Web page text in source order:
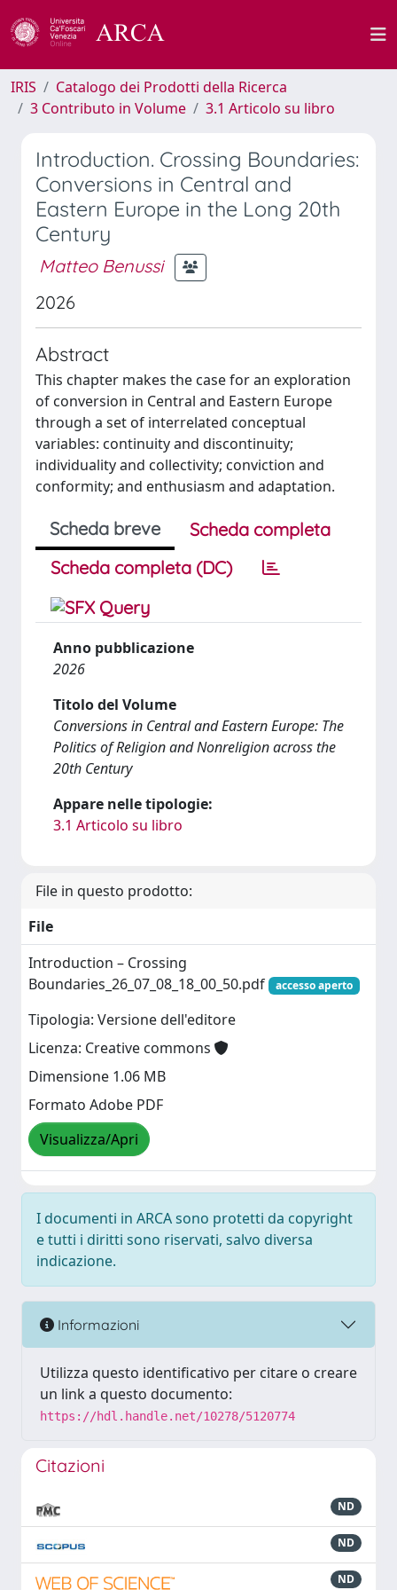
IRIS
Catalogo dei Prodotti della Ricerca
3 Contributo in Volume
3.1 Articolo su libro
Introduction. Crossing Boundaries:
Conversions in Central and
Eastern Europe in the Long 20th
Century
Matteo Benussi
2026
Abstract
This chapter makes the case for an exploration
of conversion in Central and Eastern Europe
through a set of interrelated conceptual
variables: continuity and discontinuity;
individuality and collectivity; conviction and
conformity; and enthusiasm and adaptation.
Scheda breve
Scheda completa
Scheda completa (DC)
Anno pubblicazione
2026
Titolo del Volume
Conversions in Central and Eastern Europe: The
Politics of Religion and Nonreligion across the
20th Century
Appare nelle tipologie:
3.1 Articolo su libro
File in questo prodotto:
File
Introduction – Crossing
Boundaries_26_07_08_18_00_50.pdf
accesso aperto
Tipologia: Versione dell'editore
Licenza: Creative commons
Dimensione 1.06 MB
Formato Adobe PDF
Visualizza/Apri
I documenti in ARCA sono protetti da copyright
e tutti i diritti sono riservati, salvo diversa
indicazione.
Informazioni
Utilizza questo identificativo per citare o creare
un link a questo documento:
https://hdl.handle.net/10278/5120774
Citazioni
ND
ND
ND